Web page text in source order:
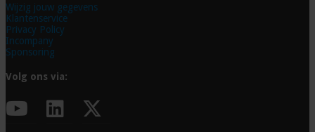
Wijzig jouw gegevens
Klantenservice
Privacy Policy
Incompany
Sponsoring
Volg ons via: